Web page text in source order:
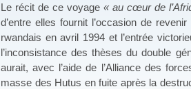
Le récit de ce voyage « au cœur de
d’entre elles fournit l’occasion de
rwandais en avril 1994 et l’entrée
l’inconsistance des thèses du double
aurait, avec l’aide de l’Alliance des
masse des Hutus en fuite après la